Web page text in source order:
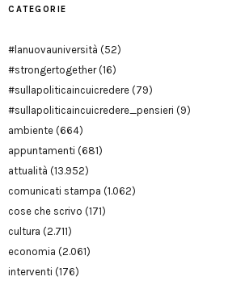
CATEGORIE
#lanuovauniversità (52)
#strongertogether(16)
#sullapoliticaincuicredere (79)
#sullapoliticaincuicredere_pensieri (9)
ambiente (664)
appuntamenti (681)
attualità (13.952)
comunicati stampa (1.062)
cose che scrivo (171)
cultura (2.711)
economia (2.061)
interventi (176)